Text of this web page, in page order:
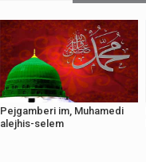
Pejgamberi im, Muhamedi
alejhis-selem